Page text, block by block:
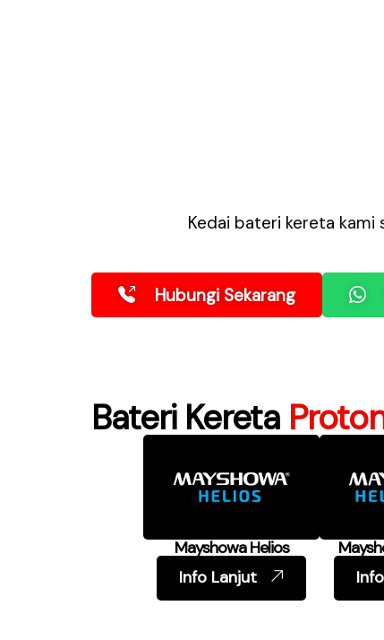
Kedai bateri kereta kami
Hubungi Sekarang
Bateri Kereta
Mayshowa Helios
Info Lanjut